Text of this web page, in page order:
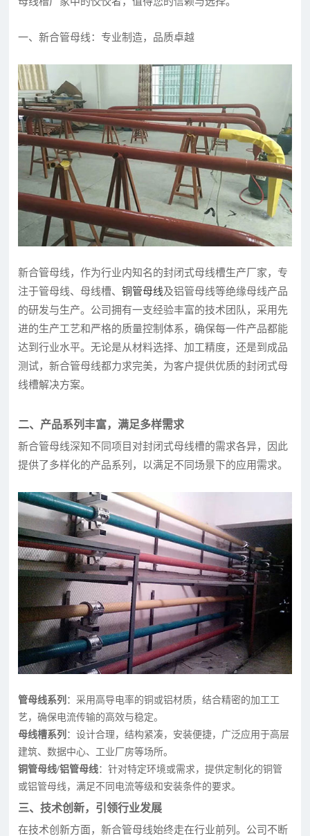
一、新合管母线：专业制造，品质卓越
新合管母线，作为行业内知名的封闭式母线槽生产厂家，专
注于管母线、母线槽、铜管母线及铝管母线等绝缘母线产品
的研发与生产。公司拥有一支经验丰富的技术团队，采用先
进的生产工艺和严格的质量控制体系，确保每一件产品都能
达到行业水平。无论是从材料选择、加工精度，还是到成品
测试，新合管母线都力求完美，为客户提供优质的封闭式母
线槽解决方案。
二、产品系列丰富，满足多样需求
新合管母线深知不同项目对封闭式母线槽的需求各异，因此
提供了多样化的产品系列，以满足不同场景下的应用需求。
管母线系列 ：采用高导电率的铜或铝材质，结合精密的加工工
艺，确保电流传输的高效与稳定。
母线槽系列 ：设计合理，结构紧凑，安装便捷，广泛应用于高层
建筑、数据中心、工业厂房等场所。
铜管母线/铝管母线：针对特定环境或需求，提供定制化的铜管
或铝管母线，满足不同电流等级和安装条件的要求。
三、技术创新，引领行业发展
在技术创新方面，新合管母线始终走在行业前列。公司不断